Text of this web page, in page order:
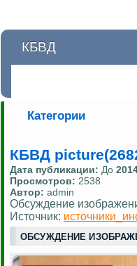
КБВД
Категории
КБВД
Дата публикации: До
Просмотров: 2538
Автор: admin
Обсуждение
Источник:
ОБСУЖДЕНИЕ